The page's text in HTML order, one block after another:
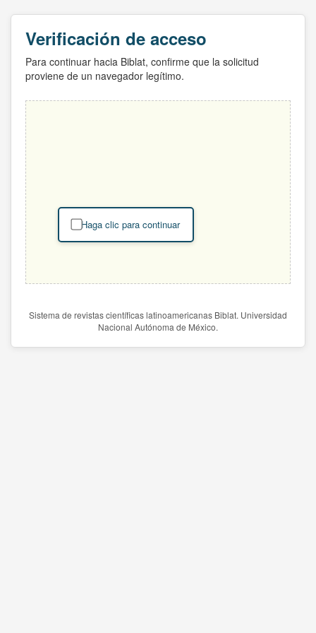
Verificación de acceso
Para continuar hacia Biblat, confirme que la solicitud
proviene de un navegador legítimo.
Haga clic para continuar
Sistema de revistas científicas latinoamericanas Biblat. Universidad
Nacional Autónoma de México.